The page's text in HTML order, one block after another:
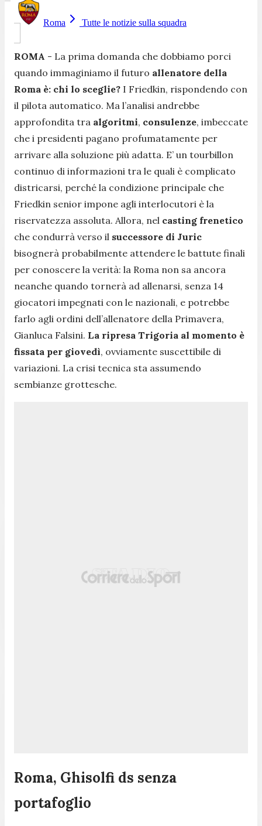
Roma Tutte le notizie sulla squadra
ROMA - La prima domanda che dobbiamo porci
quando immaginiamo il futuro allenatore della
Roma è: chi lo sceglie? I Friedkin, rispondendo con
il pilota automatico. Ma l’analisi andrebbe
approfondita tra algoritmi, consulenze, imbeccate
che i presidenti pagano profumatamente per
arrivare alla soluzione più adatta. E’ un tourbillon
continuo di informazioni tra le quali è complicato
districarsi, perché la condizione principale che
Friedkin senior impone agli interlocutori è la
riservatezza assoluta. Allora, nel casting frenetico
che condurrà verso il successore di Juric
bisognerà probabilmente attendere le battute finali
per conoscere la verità: la Roma non sa ancora
neanche quando tornerà ad allenarsi, senza 14
giocatori impegnati con le nazionali, e potrebbe
farlo agli ordini dell’allenatore della Primavera,
Gianluca Falsini. La ripresa Trigoria al momento è
fissata per giovedì, ovviamente suscettibile di
variazioni. La crisi tecnica sta assumendo
sembianze grottesche.
Roma, Ghisolfi ds senza
portafoglio